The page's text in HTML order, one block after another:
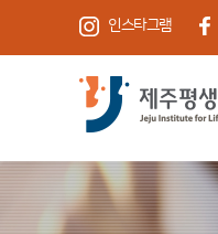
인스타그램